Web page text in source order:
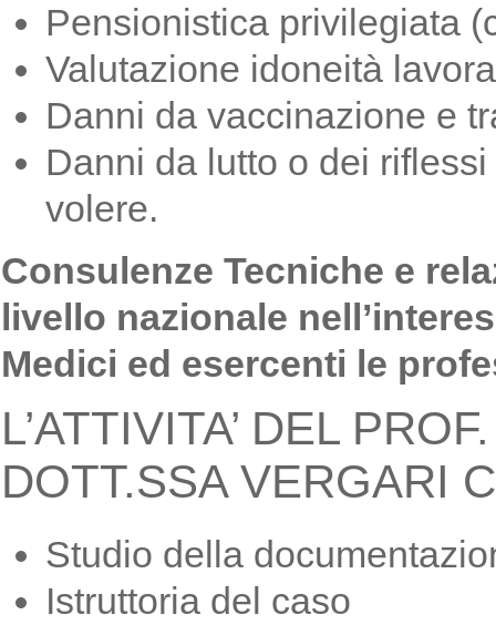
Pensionistica privilegiata
Valutazione idoneità
Danni da vaccinazione e
Danni da lutto o dei
volere.
Consulenze Tecniche e
livello nazionale
Medici ed esercenti le
L’ATTIVITA’ DEL
DOTT.SSA VERGARI
Studio della
Istruttoria del caso